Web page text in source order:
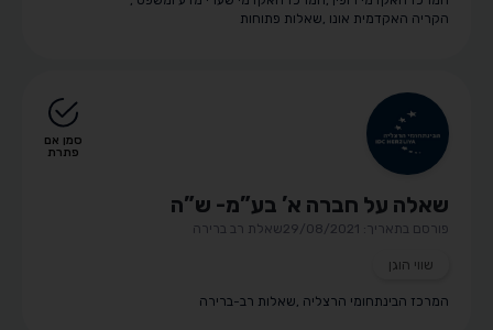
הקריה האקדמית אונו ,שאלות פתוחות
שאלה על חברה א’ בע”מ- ש”ה
פורסם בתאריך: 29/08/2021 שאלת רב ברירה
שווי הוגן
המרכז הבינתחומי הרצליה ,שאלות רב-ברירה
סמן אם
פתרת